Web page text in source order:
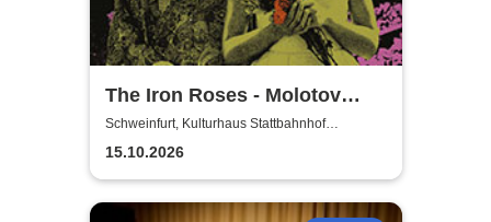
The Iron Roses - Molotov
Nights Tour 2026
Schweinfurt, Kulturhaus Stattbahnhof
Schweinfurt
15.10.2026